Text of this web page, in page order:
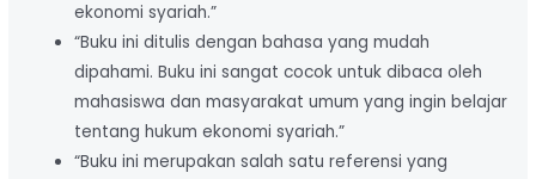
ekonomi syariah.”
“Buku ini ditulis dengan bahasa yang mudah
dipahami. Buku ini sangat cocok untuk dibaca oleh
mahasiswa dan masyarakat umum yang ingin belajar
tentang hukum ekonomi syariah.”
“Buku ini merupakan salah satu referensi yang